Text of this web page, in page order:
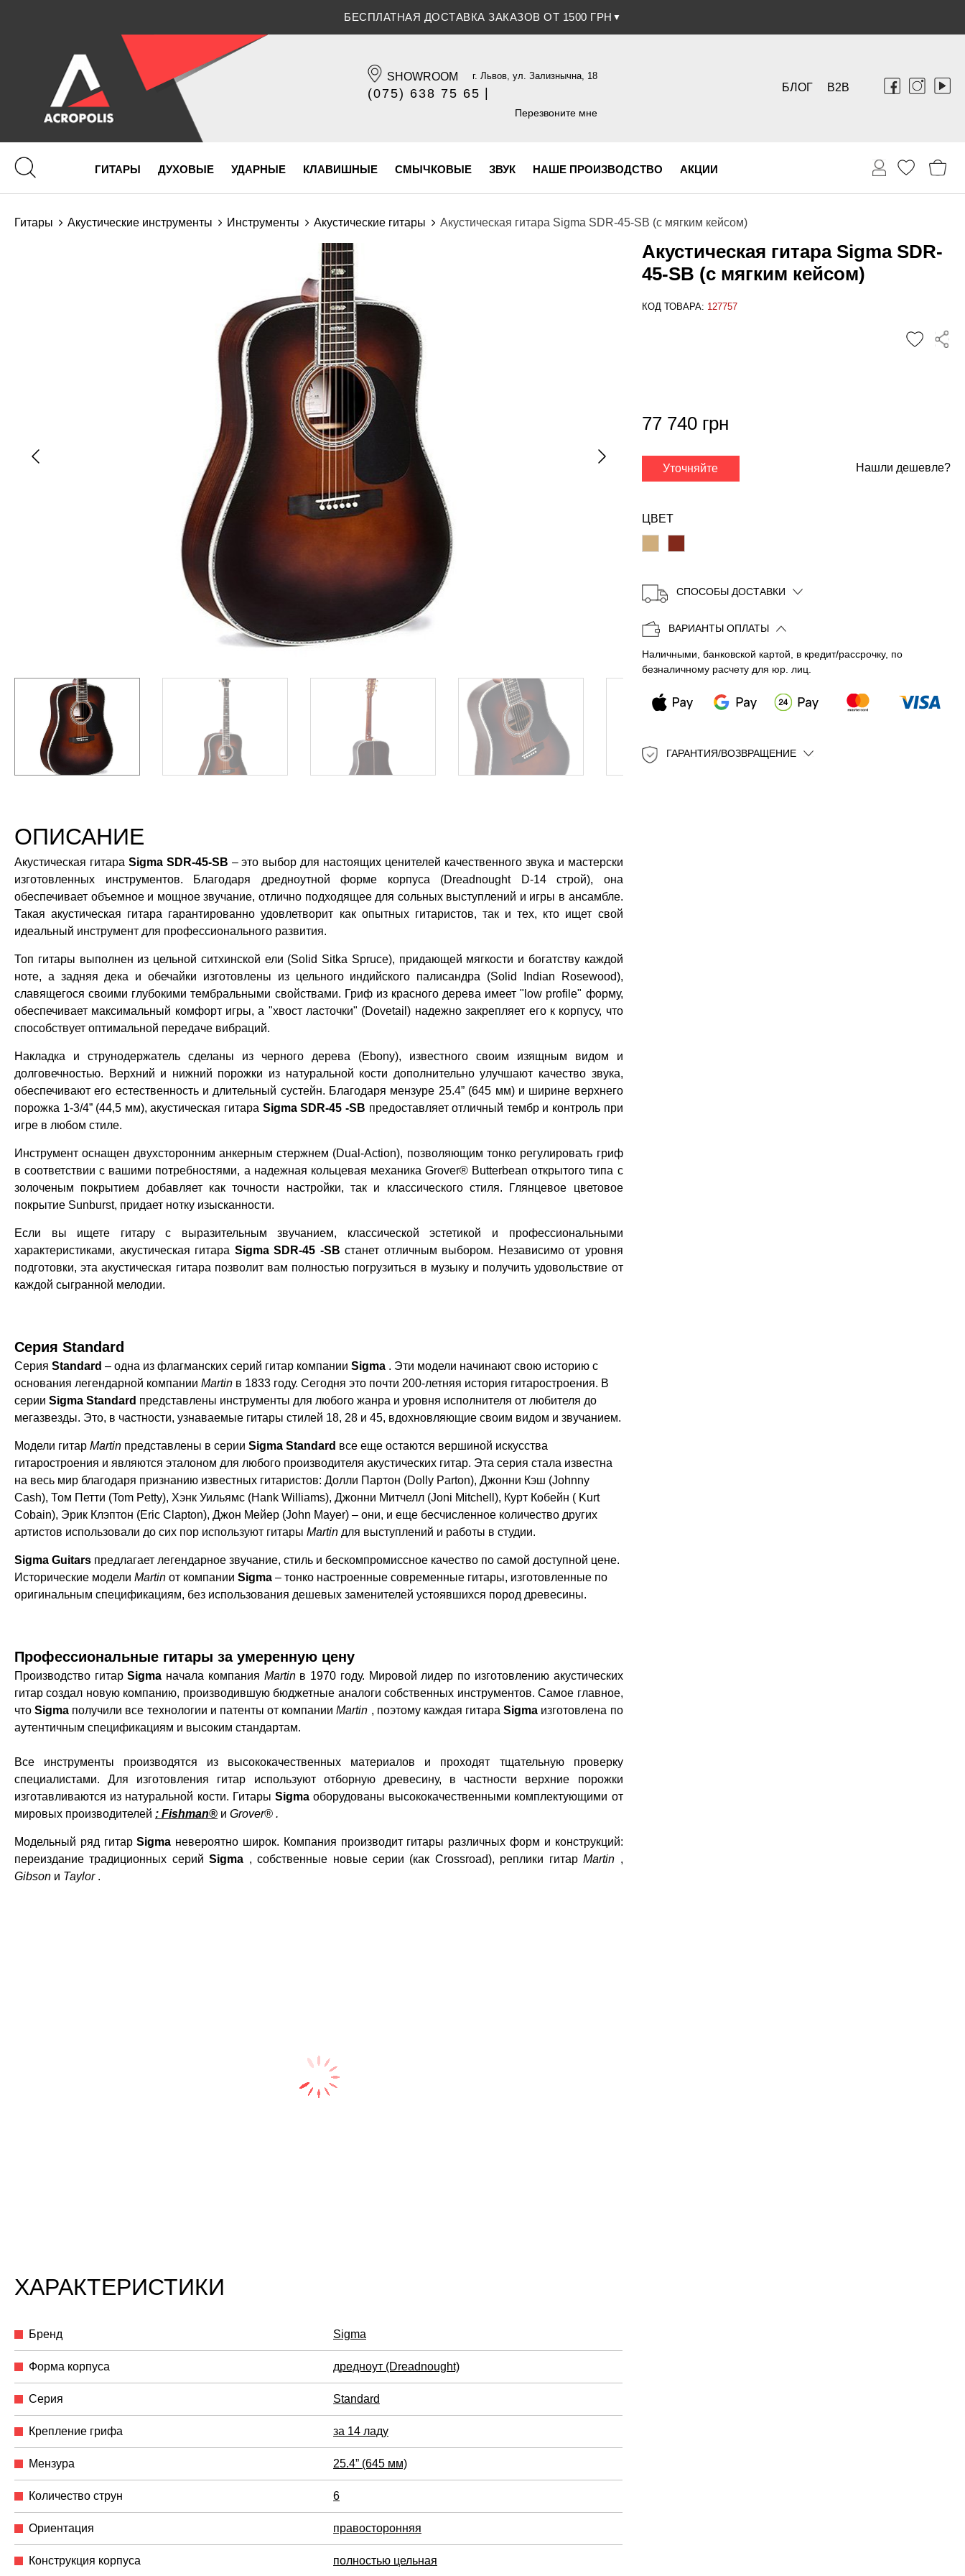
СКИДКА 5% ПРИ ОПЛАТЕ БАНКОВСКОЙ КАРТОЧКОЙ
SHOWROOM г. Львов, ул. Зализнычна, 18
(075) 638 75 65
(096) 609 84 32
Перезвоните мне
B2B
БЛОГ
ГИТАРЫ ДУХОВЫЕ УДАРНЫЕ КЛАВИШНЫЕ СМЫЧКОВЫЕ ЗВУК НАШЕ ПРОИЗВОДСТВО АКЦИИ
Гитары Акустические инструменты Инструменты Акустические гитары Акустическая гитара Sigma SDR-45-SB (с мягким кейсом)
Акустическая гитара Sigma SDR-
45-SB (с мягким кейсом)
КОД ТОВАРА: 127757
✕
Копировать
77 740 грн
Уточняйте Нашли дешевле?
ЦВЕТ
СПОСОБЫ ДОСТАВКИ
ВАРИАНТЫ ОПЛАТЫ
Наличными, банковской картой, в кредит/рассрочку, по
безналичному расчету для юр. лиц.
ГАРАНТИЯ/ВОЗВРАЩЕНИЕ
ОПИСАНИЕ
Акустическая гитара Sigma SDR-45-SB – это выбор для настоящих ценителей качественного звука и мастерски
изготовленных инструментов. Благодаря дредноутной форме корпуса (Dreadnought D-14 строй), она
обеспечивает объемное и мощное звучание, отлично подходящее для сольных выступлений и игры в ансамбле.
Такая акустическая гитара гарантированно удовлетворит как опытных гитаристов, так и тех, кто ищет свой
идеальный инструмент для профессионального развития.
Топ гитары выполнен из цельной ситхинской ели (Solid Sitka Spruce), придающей мягкости и богатству каждой
ноте, а задняя дека и обечайки изготовлены из цельного индийского палисандра (Solid Indian Rosewood),
славящегося своими глубокими тембральными свойствами. Гриф из красного дерева имеет "low profile" форму,
обеспечивает максимальный комфорт игры, а "хвост ласточки" (Dovetail) надежно закрепляет его к корпусу, что
способствует оптимальной передаче вибраций.
Накладка и струнодержатель сделаны из черного дерева (Ebony), известного своим изящным видом и
долговечностью. Верхний и нижний порожки из натуральной кости дополнительно улучшают качество звука,
обеспечивают его естественность и длительный сустейн. Благодаря мензуре 25.4” (645 мм) и ширине верхнего
порожка 1-3/4” (44,5 мм), акустическая гитара Sigma SDR-45 -SB предоставляет отличный тембр и контроль при
игре в любом стиле.
Инструмент оснащен двухсторонним анкерным стержнем (Dual-Action), позволяющим тонко регулировать гриф
в соответствии с вашими потребностями, а надежная кольцевая механика Grover® Butterbean открытого типа с
золоченым покрытием добавляет как точности настройки, так и классического стиля. Глянцевое цветовое
покрытие Sunburst, придает нотку изысканности.
Если вы ищете гитару с выразительным звучанием, классической эстетикой и профессиональными
характеристиками, акустическая гитара Sigma SDR-45 -SBстанет отличным выбором. Независимо от уровня
подготовки, эта акустическая гитара позволит вам полностью погрузиться в музыку и получить удовольствие от
каждой сыгранной мелодии.
Серия Standard
Серия Standard – одна из флагманских серий гитар компании Sigma . Эти модели начинают свою историю с
основания легендарной компании Martin в 1833 году. Сегодня это почти 200-летняя история гитаростроения. В
серии Sigma Standard представлены инструменты для любого жанра и уровня исполнителя от любителя до
мегазвезды. Это, в частности, узнаваемые гитары стилей 18, 28 и 45, вдохновляющие своим видом и звучанием.
Модели гитар Martin представлены в серии Sigma Standard все еще остаются вершиной искусства
гитаростроения и являются эталоном для любого производителя акустических гитар. Эта серия стала известна
на весь мир благодаря признанию известных гитаристов: Долли Партон (Dolly Parton), Джонни Кэш (Johnny
Cash), Том Петти (Tom Petty), Хэнк Уильямс (Hank Williams), Джонни Митчелл (Joni Mitchell), Курт Кобейн ( Kurt
Cobain), Эрик Клэптон (Eric Clapton), Джон Мейер (John Mayer) – они, и еще бесчисленное количество других
артистов использовали до сих пор используют гитары Martin для выступлений и работы в студии.
Sigma Guitars предлагает легендарное звучание, стиль и бескомпромиссное качество по самой доступной цене.
Исторические модели Martin от компании Sigma – тонко настроенные современные гитары, изготовленные по
оригинальным спецификациям, без использования дешевых заменителей устоявшихся пород древесины.
Профессиональные гитары за умеренную цену
Производство гитарSigma начала компания Martinв 1970 году. Мировой лидер по изготовлению акустических
гитар создал новую компанию, производившую бюджетные аналоги собственных инструментов. Самое главное,
чтоSigma получили все технологии и патенты от компанииMartin , поэтому каждая гитараSigma изготовлена ​​по
аутентичным спецификациям и высоким стандартам.
Все инструменты производятся из высококачественных материалов и проходят тщательную проверку
специалистами. Для изготовления гитар используют отборную древесину, в частности верхние порожки
изготавливаются из натуральной кости. Гитары Sigmaоборудованы высококачественными комплектующими от
мировых производителей : Fishman® и Grover® .
Модельный ряд гитарSigma невероятно широк. Компания производит гитары различных форм и конструкций:
переиздание традиционных серийSigma , собственные новые серии (как Crossroad), реплики гитарMartin ,
Gibson и Taylor.
ХАРАКТЕРИСТИКИ
Бренд Sigma
Форма корпуса дредноут (Dreadnought)
Серия Standard
Крепление грифа за 14 ладу
Мензура 25.4” (645 мм)
Количество струн 6
Ориентация правосторонняя
Конструкция корпуса полностью цельная